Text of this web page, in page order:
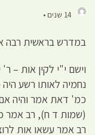
14 שנים •
במדרש בראשית רבה
וישם י"י לקין אות –
נחמיה לאותו רשע
כמ' דאת אמר והיה אם
(שמות ד ח), רב אמר
רב אמר עשאו אות